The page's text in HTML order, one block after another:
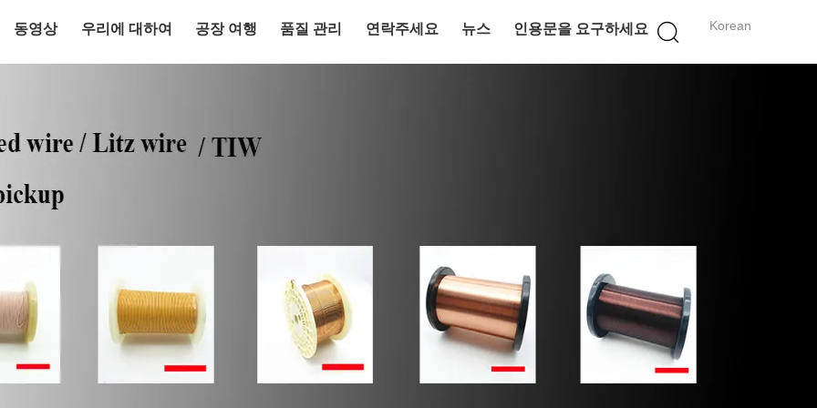
Korean
동영상 우리에 대하여 공장 여행 품질 관리 연락주세요 뉴스 인용문을 요구하세요